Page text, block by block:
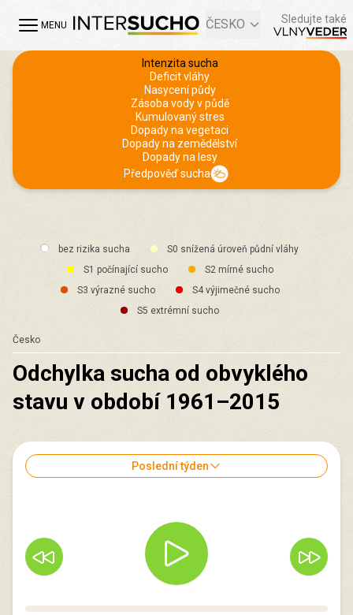
MENU ČESKO Sledujte také
Intenzita sucha
Deficit vláhy
Nasycení půdy
Zásoba vody v půdě
Kumulovaný stres
Dopady na vegetaci
Dopady na zemědělství
Dopady na lesy
Předpověď sucha
bez rizika sucha
S0 snížená úroveň půdní vláhy
S1 počínající sucho
S2 mírné sucho
S3 výrazné sucho
S4 výjimečné sucho
S5 extrémní sucho
Česko
Odchylka sucha od obvyklého
stavu v období 1961–2015
Poslední týden